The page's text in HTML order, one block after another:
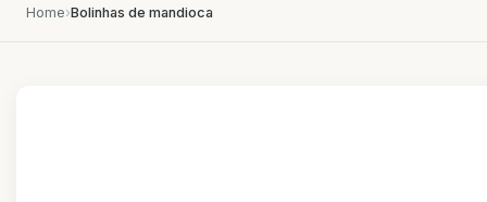
Home›Bolinhas de mandioca